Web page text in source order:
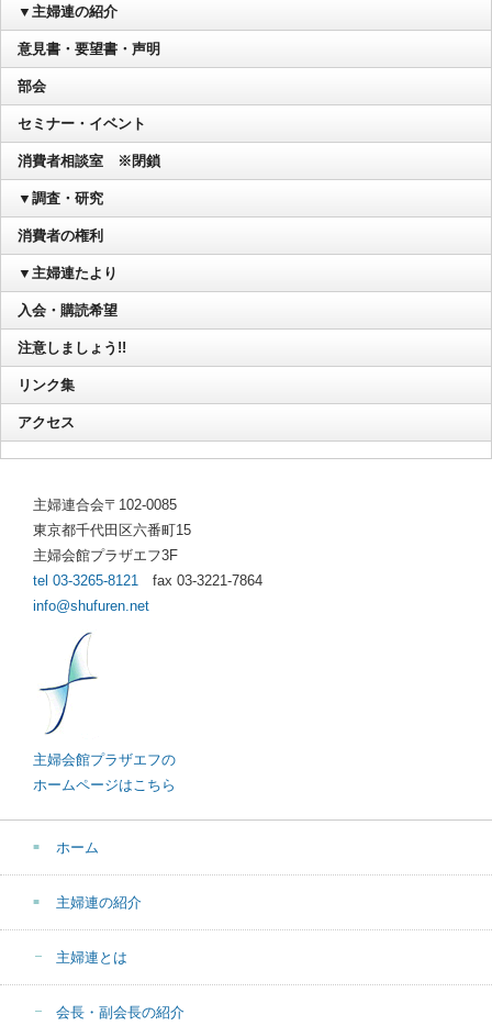
▼主婦連の紹介
意見書・要望書・声明
部会
セミナー・イベント
消費者相談室 ※閉鎖
▼調査・研究
消費者の権利
▼主婦連たより
入会・購読希望
注意しましょう!!
リンク集
アクセス
主婦連合会〒102-0085
東京都千代田区六番町15
主婦会館プラザエフ3F
tel 03-3265-8121 fax 03-3221-7864
info@shufuren.net
主婦会館プラザエフの
ホームページはこちら
ホーム
主婦連の紹介
主婦連とは
会長・副会長の紹介